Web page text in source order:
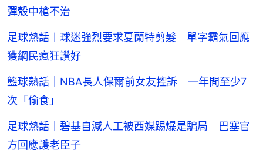
彈殼中槍不治
足球熱話︱球迷強烈要求夏蘭特剪髮 單字霸氣回應
獲網民瘋狂讚好
籃球熱話｜NBA長人保爾前女友控訴 一年間至少7
次「偷食」
足球熱話｜碧基自減人工被西媒踢爆是騙局 巴塞官
方回應護老臣子